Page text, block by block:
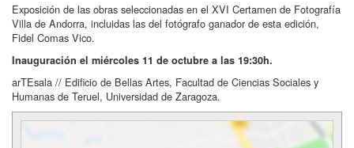
Exposición de las obras seleccionadas en el XVI Certamen de Fotografía
Villa de Andorra, incluidas las del fotógrafo ganador de esta edición,
Fidel Comas Vico.
Inauguración el miércoles 11 de octubre a las 19:30h.
arTEsala // Edificio de Bellas Artes, Facultad de Ciencias Sociales y
Humanas de Teruel, Universidad de Zaragoza.